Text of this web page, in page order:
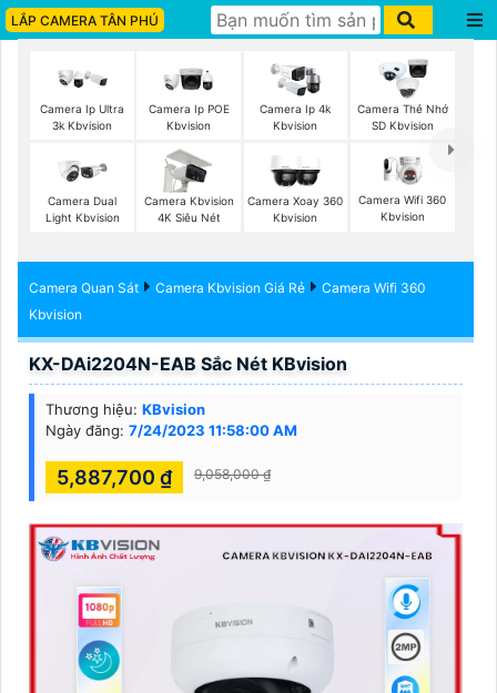
LẮP CAMERA TÂN PHÚ
Camera Ip Ultra
3k Kbvision
Camera Ip POE
Kbvision
Camera Ip 4k
Kbvision
Camera Thẻ Nhớ
SD Kbvision
Camera Dual
Light Kbvision
Camera Kbvision
4K Siêu Nét
Camera Xoay 360
Kbvision
Camera Wifi 360
Kbvision
Camera Quan Sát Camera Kbvision Giá Rẻ
Camera Wifi 360
Kbvision
KX-DAi2204N-EAB Sắc Nét KBvision
Thương hiệu: KBvision
Ngày đăng: 7/24/2023 11:58:00 AM
5,887,700 ₫ 9,058,000 ₫